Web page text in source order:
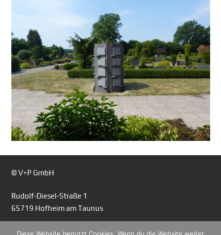
© V+P GmbH
Rudolf-Diesel-Straße 1
65719 Hofheim am Taunus
Tel.: 06122/ 7041720